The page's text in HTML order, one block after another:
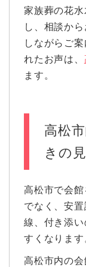
家族葬の花
し、相談か
しながらご
れたお声は、
ます。
高松
きの
高松市で会
でなく、安
線、付き添
すくなります
高松市内の会